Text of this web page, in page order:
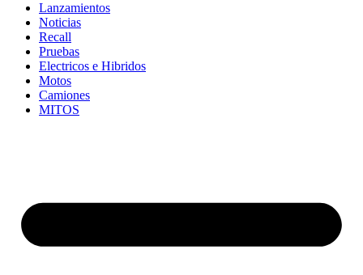
Lanzamientos
Noticias
Recall
Pruebas
Electricos e Hibridos
Motos
Camiones
MITOS